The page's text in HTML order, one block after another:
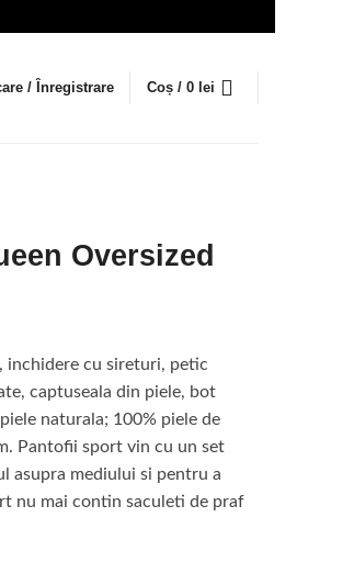
/ Înregistrare Coș / 0 lei
Oversized
inchidere cu sireturi, petic
captuseala din piele, bot
naturala; 100% piele de
Pantofii sport vin cu un set
asupra mediului si pentru a
nu mai contin saculeti de praf